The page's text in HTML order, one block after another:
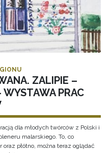
ZALIPIE –
WYSTAWA PRAC
dla młodych twórców z Polski i
malarskiego. To, co
płótno, można teraz oglądać